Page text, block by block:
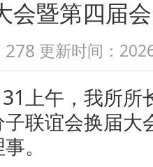
会暨第四届
278 更新时间：
上午，我所所
联谊会换届大
。